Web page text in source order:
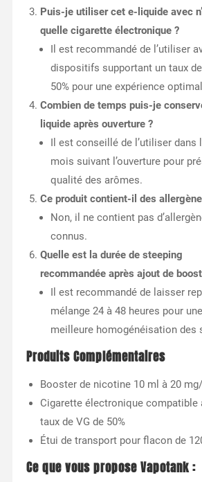
Puis-je utiliser cet e-liquide avec
quelle cigarette électronique ?
Il est recommandé de l’utiliser
dispositifs supportant un taux
50% pour une expérience
Combien de temps puis-je
liquide après ouverture ?
Il est conseillé de l’utiliser dans
mois suivant l’ouverture pour
qualité des arômes.
Ce produit contient-il des
Non, il ne contient pas
connus.
Quelle est la durée de steeping
recommandée après ajout de
Il est recommandé de laisser
mélange 24 à 48 heures pour une
meilleure homogénéisation des
Produits Complémentaires
Booster de nicotine 10 ml à 20
Cigarette électronique compatible
taux de VG de 50%
Étui de transport pour flacon de
Ce que vous propose Vapotank: